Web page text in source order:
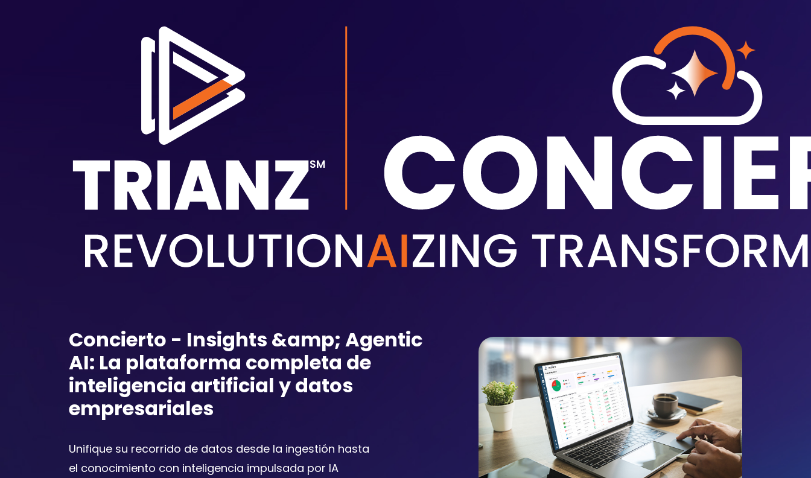
Concierto - Insights &amp; Agentic
AI: La plataforma completa de
inteligencia artificial y datos
empresariales
Unifique su recorrido de datos desde la ingestión hasta
el conocimiento con inteligencia impulsada por IA